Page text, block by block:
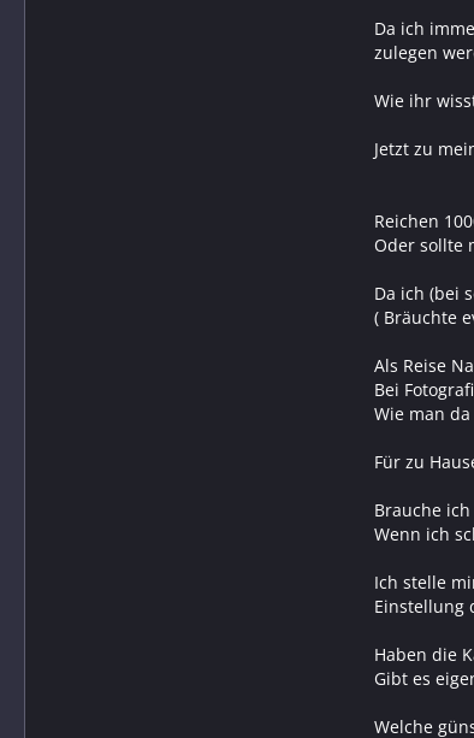
Da ich
zulegen
Wie ihr
Jetzt zu
Reichen
Oder sollte
Da ich (bei
( Bräuchte
Als Reise
Bei
Wie man
Für zu
Brauche
Wenn ich
Ich stelle
Einstellung
Haben die
Gibt es
Welche